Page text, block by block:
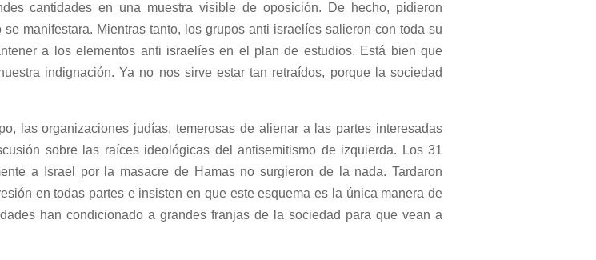
cantidades en una muestra visible de oposición. De hecho, pidieron
manifestara. Mientras tanto, los grupos anti israelíes salieron con toda su
a los elementos anti israelíes en el plan de estudios. Está bien que
indignación. Ya no nos sirve estar tan retraídos, porque la sociedad
las organizaciones judías, temerosas de alienar a las partes interesadas
sobre las raíces ideológicas del antisemitismo de izquierda. Los 31
a Israel por la masacre de Hamas no surgieron de la nada. Tardaron
en todas partes e insisten en que este esquema es la única manera de
han condicionado a grandes franjas de la sociedad para que vean a